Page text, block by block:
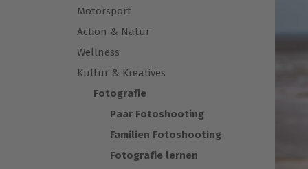
Motorsport
Action & Natur
Wellness
Kultur & Kreatives
Fotografie
Paar Fotoshooting
Familien Fotoshooting
Fotografie lernen